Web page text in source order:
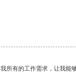
所有的工作需求，让我能